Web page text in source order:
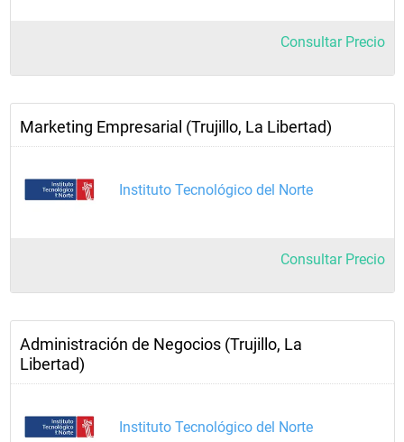
Consultar Precio
Marketing Empresarial (Trujillo, La Libertad)
Instituto Tecnológico del Norte
Consultar Precio
Administración de Negocios (Trujillo, La
Libertad)
Instituto Tecnológico del Norte